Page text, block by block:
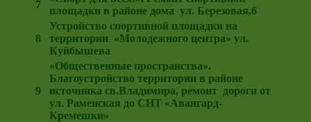
7
площадки в районе дома ул. Березовая,6
8
Устройство спортивной площадки на
территории «Молодежного центра» ул.
Куйбышева
9
«Общественные пространства».
Благоустройство территории в районе
источника св.Владимира, ремонт дороги от
ул. Раменская до СНТ «Авангард-
Кремешки»